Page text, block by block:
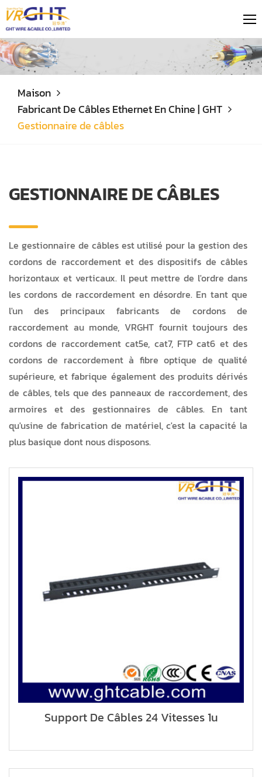
Maison
Fabricant De Câbles Ethernet En Chine | GHT
Gestionnaire de câbles
GESTIONNAIRE DE CÂBLES
Le gestionnaire de câbles est utilisé pour la gestion des
cordons de raccordement et des dispositifs de câbles
horizontaux et verticaux. Il peut mettre de l'ordre dans
les cordons de raccordement en désordre. En tant que
l'un des principaux fabricants de cordons de
raccordement au monde, VRGHT fournit toujours des
cordons de raccordement cat5e, cat7, FTP cat6 et des
cordons de raccordement à fibre optique de qualité
supérieure, et fabrique également des produits dérivés
de câbles, tels que des panneaux de raccordement, des
armoires et des gestionnaires de câbles. En tant
qu'usine de fabrication de matériel, c'est la capacité la
plus basique dont nous disposons.
Support De Câbles 24 Vitesses 1u